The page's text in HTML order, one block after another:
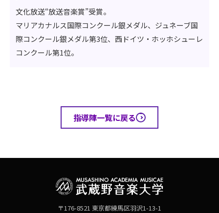
文化放送“放送音楽賞”受賞。
マリアカナルス国際コンクール銀メダル、ジュネーブ国
際コンクール銀メダル第3位、西ドイツ・ホッホシューレ
コンクール第1位。
指導陣一覧に戻る
〒176-8521 東京都練馬区羽沢1-13-1